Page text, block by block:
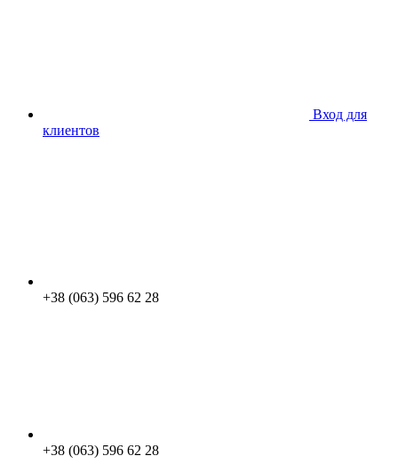
Вход для
клиентов
+38 (063) 596 62 28
+38 (063) 596 62 28